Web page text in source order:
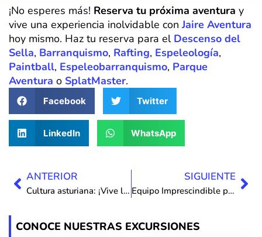
¡No esperes más! Reserva tu próxima aventura y
vive una experiencia inolvidable conJaire Aventura
hoy mismo. Haz tu reserva para el Descenso del
Sella, Barranquismo, Rafting, Espeleología,
Paintball, Espeleobarranquismo, Parque
Aventura o SplatMaster.
Facebook Twitter
LinkedIn WhatsApp
AntANTERIOR
Cultura asturiana: ¡Vive las Festividades Inolvidables de Cangas de Onís! 🎉🍏✨
SIGUIENTE
Equipo Imprescindible para el Épico Descenso de Ríos en Canoa 🌊🚣‍♂️
CONOCE NUESTRAS EXCURSIONES